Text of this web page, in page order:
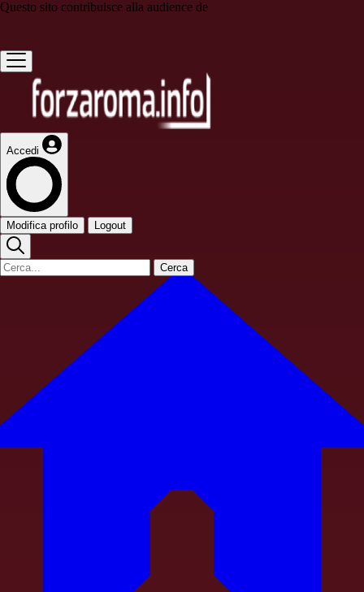
Questo sito contribuisce alla audience de
Accedi
Modifica profilo Logout
Cerca